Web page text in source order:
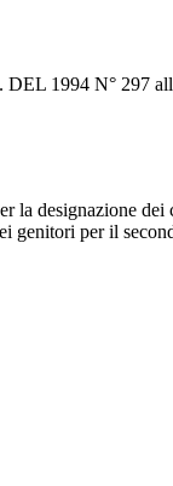
1994 N° 297
la designazione dei
genitori per il